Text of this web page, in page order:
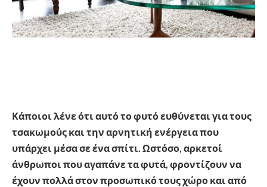
Κάποιοι λένε ότι αυτό το φυτό ευθύνεται για τους
τσακωμούς και την αρνητική ενέργεια που
υπάρχει μέσα σε ένα σπίτι. Ωστόσο, αρκετοί
άνθρωποι που αγαπάνε τα φυτά, φροντίζουν να
έχουν πολλά στον προσωπικό τους χώρο και από